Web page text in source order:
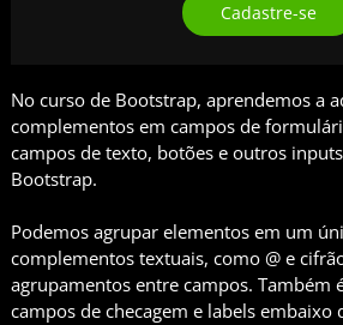
Cadastre-se
No curso de Bootstrap, aprendemos a
complementos em campos de
campos de texto, botões e outros
Bootstrap.
Podemos agrupar elementos em um
complementos textuais, como @ e
agrupamentos entre campos. Também
campos de checagem e labels embaixo